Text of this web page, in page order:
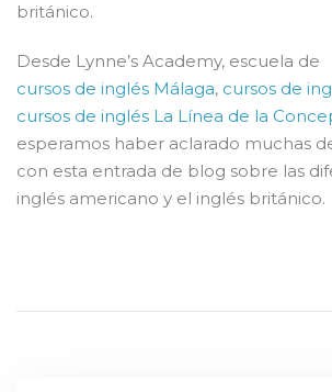
británico.
Desde Lynne’s Academy, escuela de
cursos de inglés Málaga, cursos de
cursos de inglés La Línea de la
esperamos haber aclarado muchas
con esta entrada de blog sobre las
inglés americano y el inglés británico.